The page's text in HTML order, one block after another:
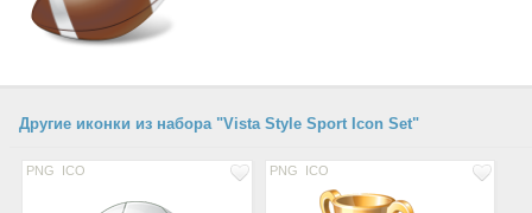
Другие иконки из набора "Vista Style Sport Icon Set"
PNG ICO PNG ICO